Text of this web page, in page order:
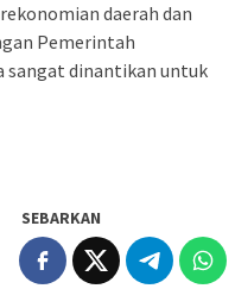
daerah dan
Pemerintah
sangat dinantikan untuk
SEBARKAN